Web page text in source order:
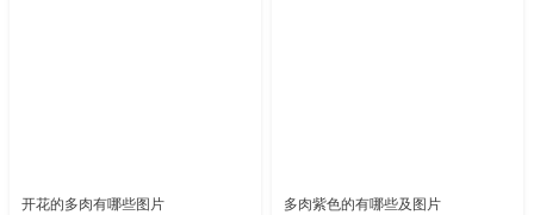
开花的多肉有哪些图片 多肉紫色的有哪些及图片